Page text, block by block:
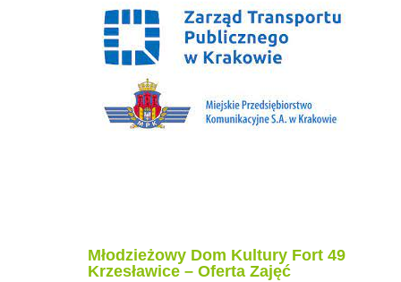
Młodzieżowy Dom Kultury Fort 49
Krzesławice – Oferta Zajęć